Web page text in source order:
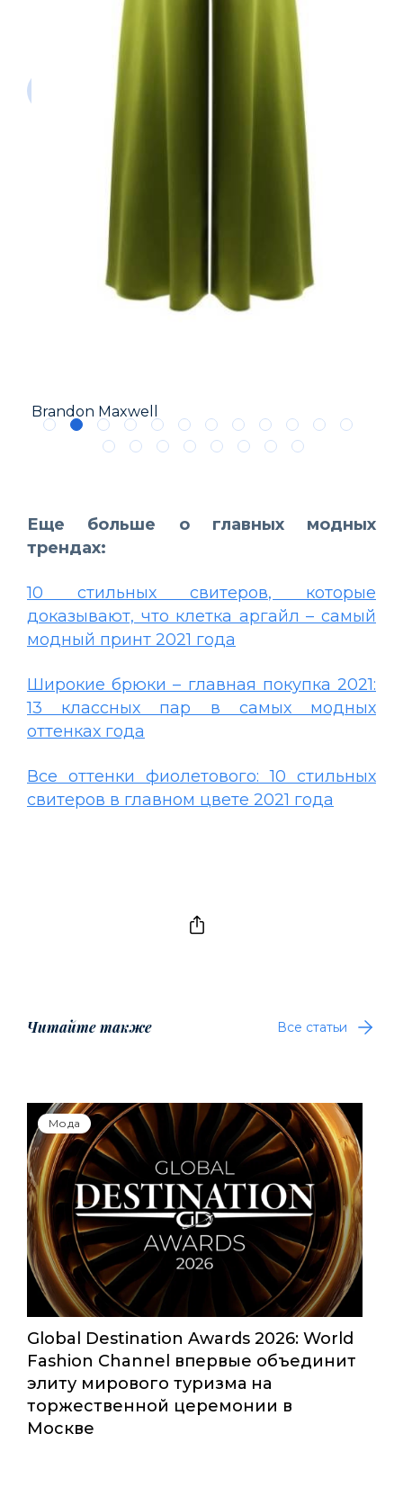
Brandon Maxwell
Еще больше о главных модных
трендах:
10 стильных свитеров, которые
доказывают, что клетка аргайл – самый
модный принт 2021 года
Широкие брюки – главная покупка 2021:
13 классных пар в самых модных
оттенках года
Все оттенки фиолетового: 10 стильных
свитеров в главном цвете 2021 года
Читайте также Все статьи
Мода